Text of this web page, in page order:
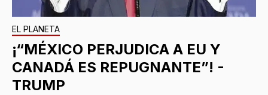
EL PLANETA
¡“MÉXICO PERJUDICA A EU Y
CANADÁ ES REPUGNANTE”! -
TRUMP